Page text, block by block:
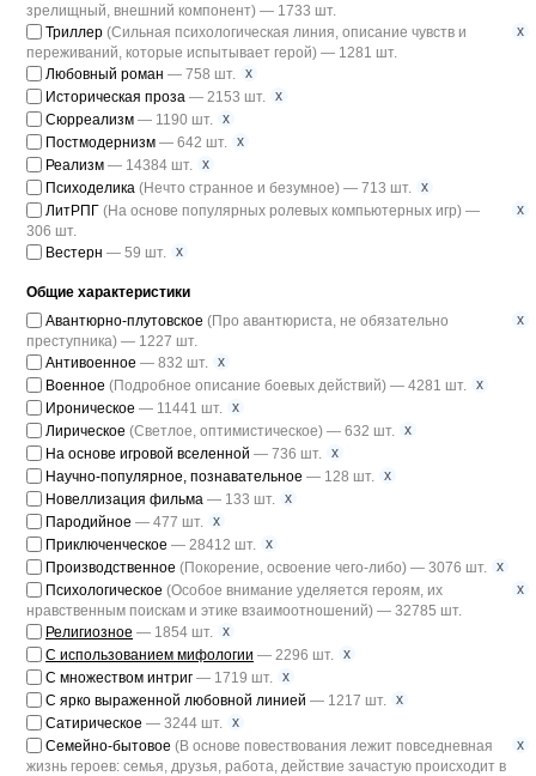
зрелищный, внешний компонент) — 1733 шт.
Триллер (Сильная психологическая линия, описание чувств и
переживаний, которые испытывает герой) — 1281 шт.
x
Любовный роман — 758 шт. x
Историческая проза — 2153 шт. x
Сюрреализм — 1190 шт. x
Постмодернизм — 642 шт. x
Реализм — 14384 шт. x
Психоделика (Нечто странное и безумное) — 713 шт. x
ЛитРПГ (На основе популярных ролевых компьютерных игр) —
306 шт.
x
Вестерн — 59 шт. x
Общие характеристики
Авантюрно-плутовское (Про авантюриста, не обязательно
преступника) — 1227 шт.
x
Антивоенное — 832 шт. x
Военное (Подробное описание боевых действий) — 4281 шт. x
Ироническое — 11441 шт. x
Лирическое (Светлое, оптимистическое) — 632 шт. x
На основе игровой вселенной — 736 шт. x
Научно-популярное, познавательное — 128 шт. x
Новеллизация фильма — 133 шт. x
Пародийное — 477 шт. x
Приключенческое — 28412 шт. x
Производственное (Покорение, освоение чего-либо) — 3076 шт. x
Психологическое (Особое внимание уделяется героям, их
нравственным поискам и этике взаимоотношений) — 32785 шт.
x
Религиозное — 1854 шт. x
С использованием мифологии — 2296 шт. x
С множеством интриг — 1719 шт. x
С ярко выраженной любовной линией — 1217 шт. x
Сатирическое — 3244 шт. x
Семейно-бытовое (В основе повествования лежит повседневная
жизнь героев: семья, друзья, работа, действие зачастую происходит в
x